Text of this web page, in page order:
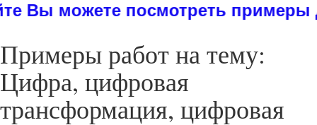
посмотреть примеры
Примеры работ на тему:
Цифра, цифровая
трансформация, цифровая